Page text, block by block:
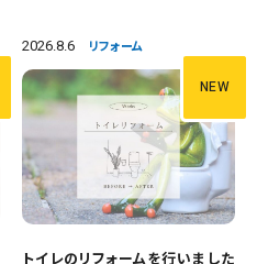
2026.8.6 リフォーム
NEW
トイレのリフォームを行いました